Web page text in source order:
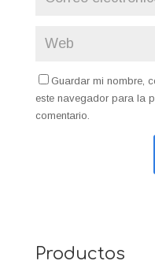
Guardar mi nombre,
este navegador para la
comentario.
Productos